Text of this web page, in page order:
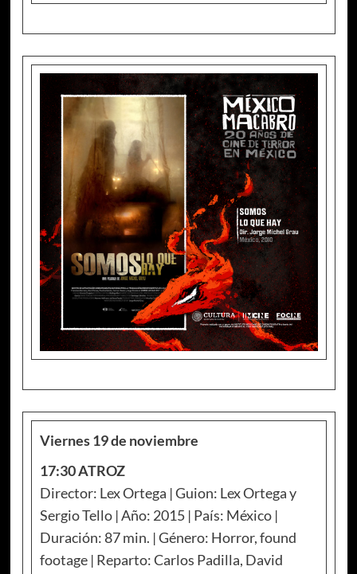
Viernes 19 de noviembre
17:30 ATROZ
Director: Lex Ortega | Guion: Lex Ortega y
Sergio Tello | Año: 2015 | País: México |
Duración: 87 min. | Género: Horror, found
footage | Reparto: Carlos Padilla, David